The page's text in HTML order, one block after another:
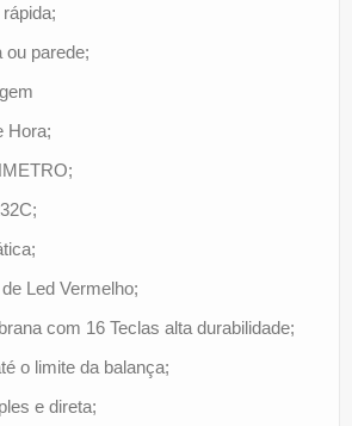
ou parede;
Hora;
Led Vermelho;
com 16 Teclas alta durabilidade;
o limite da balança;
e direta;